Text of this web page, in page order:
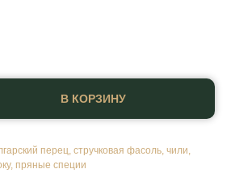
В КОРЗИНУ
перец, стручковая фасоль, чили,
пряные специи